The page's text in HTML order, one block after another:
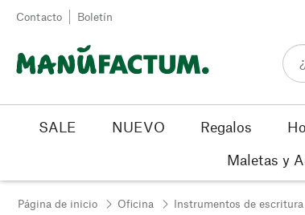
Ir al contenido
Contacto Boletín
SALE NUEVO Regalos
Maletas y
Página de inicio Oficina Instrumentos de escritura